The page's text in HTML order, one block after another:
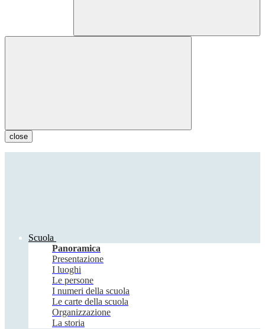
close
Scuola
Panoramica
Presentazione
I luoghi
Le persone
I numeri della scuola
Le carte della scuola
Organizzazione
La storia